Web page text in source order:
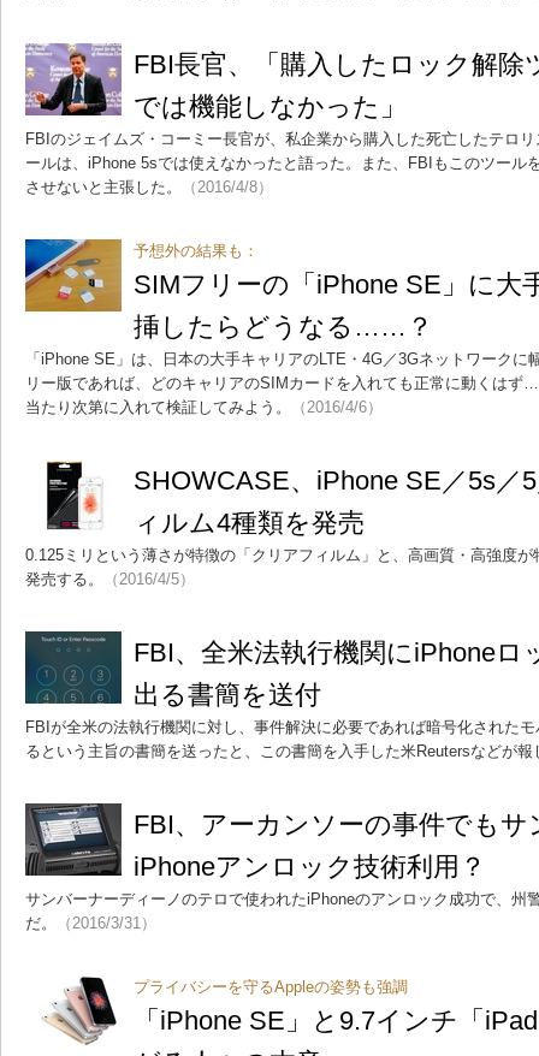
FBI長官、「購入したロック解除
では機能しなかった」
FBIのジェイムズ・コーミー長官が、私企業から購入した死亡したテロ
ールは、iPhone 5sでは使えなかったと語った。また、FBIもこのツール
させないと主張した。
（2016/4/8）
予想外の結果も：
SIMフリーの「iPhone SE」に大
挿したらどうなる……？
「iPhone SE」は、日本の大手キャリアのLTE・4G／3Gネットワーク
リー版であれば、どのキャリアのSIMカードを入れても正常に動くは
当たり次第に入れて検証してみよう。
（2016/4/6）
SHOWCASE、iPhone SE／5s／
ィルム4種類を発売
0.125ミリという薄さが特徴の「クリアフィルム」と、高画質・高強度
発売する。
（2016/4/5）
FBI、全米法執行機関にiPhoneロ
出る書簡を送付
FBIが全米の法執行機関に対し、事件解決に必要であれば暗号化された
るという主旨の書簡を送ったと、この書簡を入手した米Reutersなどが報
FBI、アーカンソーの事件でもサ
iPhoneアンロック技術利用？
サンバーナーディーノのテロで使われたiPhoneのアンロック成功で、州
だ。
（2016/3/31）
プライバシーを守るAppleの姿勢も強調
「iPhone SE」と9.7インチ「